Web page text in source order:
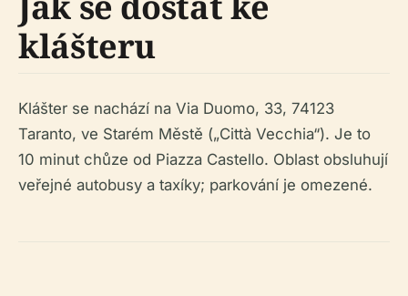
klášteru
Klášter se nachází na Via Duomo, 33, 74123
Taranto, ve Starém Městě („Città Vecchia“). Je to
10 minut chůze od Piazza Castello. Oblast obsluhují
veřejné autobusy a taxíky; parkování je omezené.